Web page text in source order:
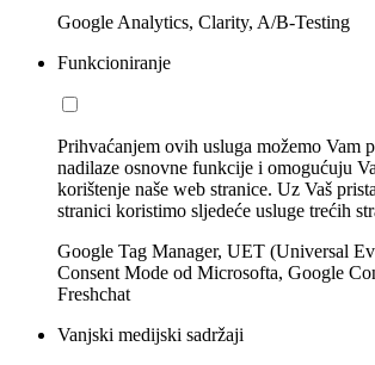
Google Analytics, Clarity, A/B-Testing
Funkcioniranje
Prihvaćanjem ovih usluga možemo Vam
nadilaze osnovne funkcije i omogućuju
korištenje naše web stranice. Uz Vaš
stranici koristimo sljedeće usluge trećih
Google Tag Manager, UET (Universal
Consent Mode od Microsofta, Google
Freshchat
Vanjski medijski sadržaji